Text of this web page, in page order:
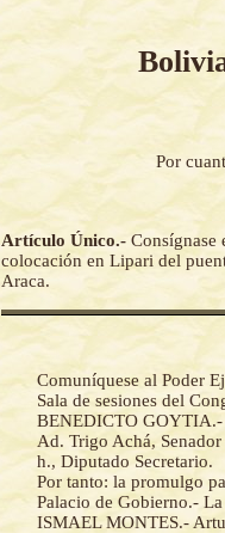
Por
Artículo Único.- Consígnase
colocación en Lipari del
Araca.
Comuníquese al Poder
Sala de sesiones del
BENEDICTO GOYTIA.-
Ad. Trigo Achá,
h., Diputado Secretario.
Por tanto: la promulgo
Palacio de Gobierno.-
ISMAEL MONTES.-